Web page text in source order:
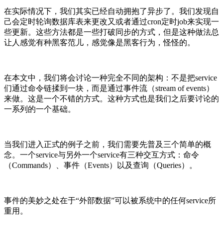
在实际情况下，我们其实已经自动拥抱了异步了。我们发现自
己会定时轮询数据库表来更改又或者通过cron定时job来实现一
些更新。这些方法都是一些打破同步的方式，但是这种做法总
让人感觉有种黑客范儿，感觉像是黑客行为，怪怪的。
在本文中，我们将会讨论一种完全不同的架构：不是把service
们通过命令链揉到一块，而是通过事件流（stream of events）
来做。这是一个不错的方式。这种方式也是我们之后要讨论的
一系列的一个基础。
当我们进入正式的例子之前，我们需要先普及三个简单的概
念。一个service与另外一个service有三种交互方式：命令
（Commands）、事件（Events）以及查询（Queries）。
事件的美妙之处在于“外部数据”可以被系统中的任何service所
重用。